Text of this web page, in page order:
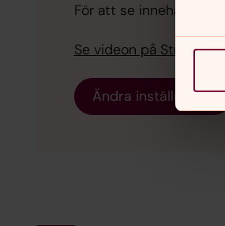
För att se innehållet
Se videon på Streamio
Ändra inställningar